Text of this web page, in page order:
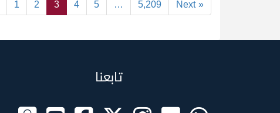
1 2 3 4 5 … 5,209 Next »
تابعنا